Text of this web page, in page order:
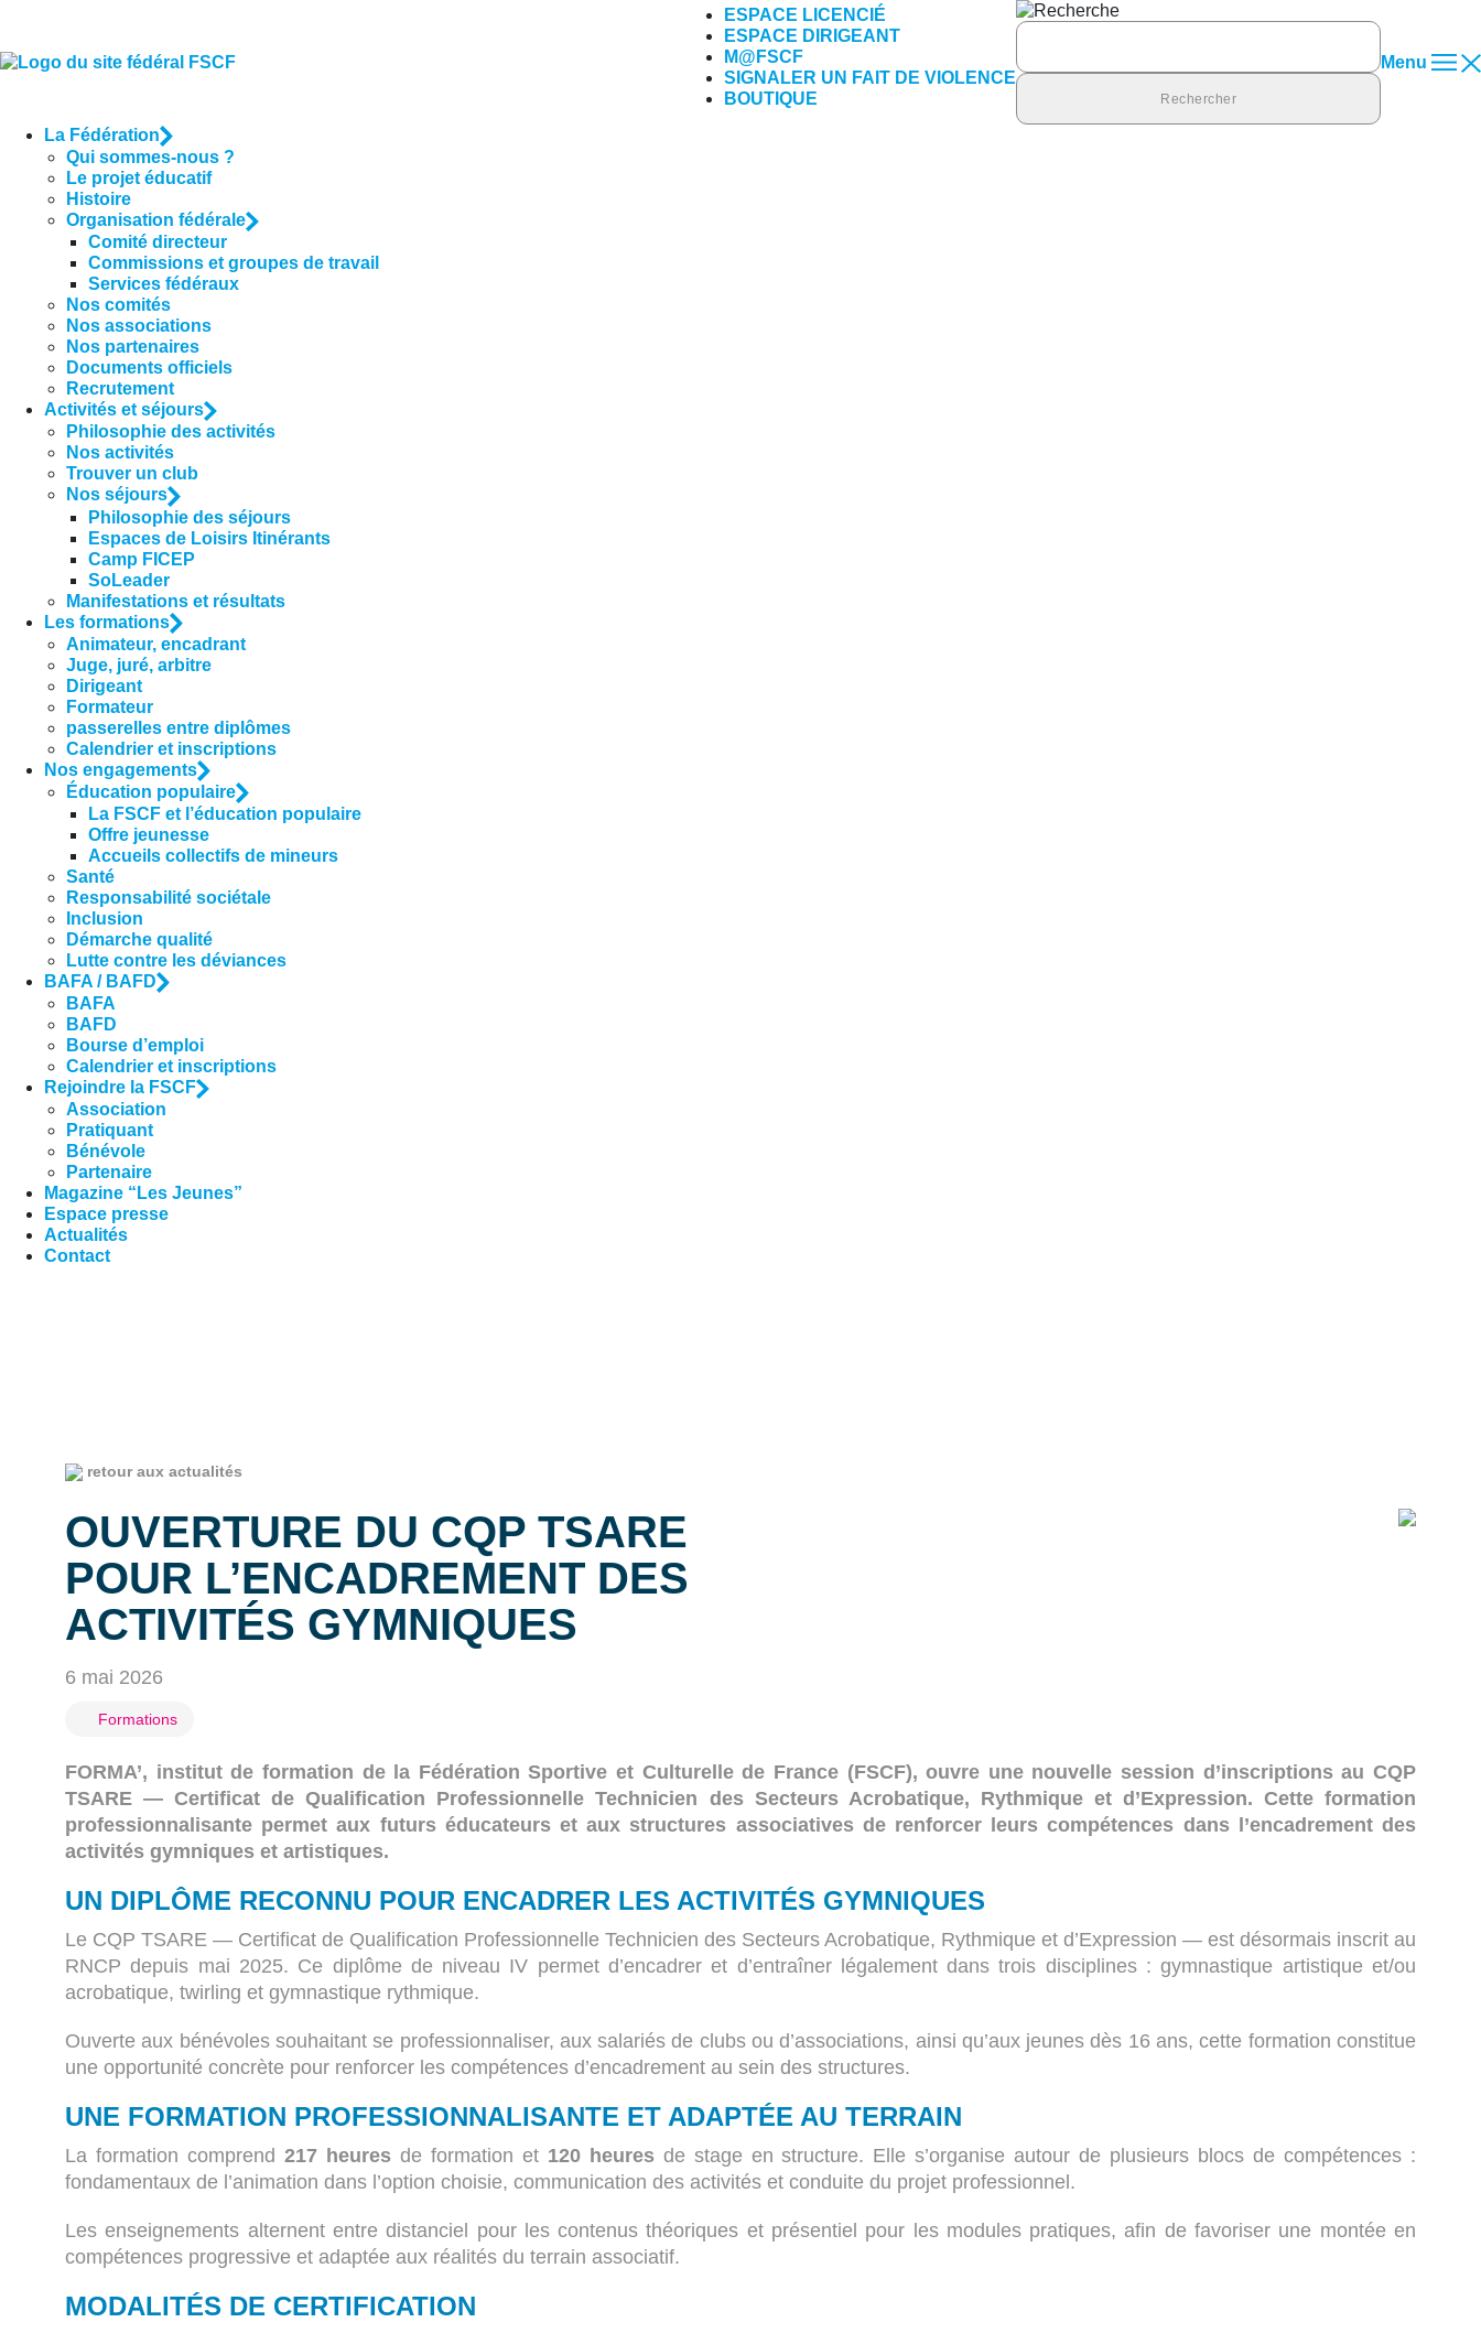
ESPACE LICENCIÉ
ESPACE DIRIGEANT
M@FSCF
SIGNALER UN FAIT DE VIOLENCE
BOUTIQUE
Rechercher :
Menu
La Fédération
Qui sommes-nous ?
Le projet éducatif
Histoire
Organisation fédérale
Comité directeur
Commissions et groupes de travail
Services fédéraux
Nos comités
Nos associations
Nos partenaires
Documents officiels
Recrutement
Activités et séjours
Philosophie des activités
Nos activités
Trouver un club
Nos séjours
Philosophie des séjours
Espaces de Loisirs Itinérants
Camp FICEP
SoLeader
Manifestations et résultats
Les formations
Animateur, encadrant
Juge, juré, arbitre
Dirigeant
Formateur
passerelles entre diplômes
Calendrier et inscriptions
Nos engagements
Éducation populaire
La FSCF et l’éducation populaire
Offre jeunesse
Accueils collectifs de mineurs
Santé
Responsabilité sociétale
Inclusion
Démarche qualité
Lutte contre les déviances
BAFA / BAFD
BAFA
BAFD
Bourse d’emploi
Calendrier et inscriptions
Rejoindre la FSCF
Association
Pratiquant
Bénévole
Partenaire
Magazine “Les Jeunes”
Espace presse
Actualités
Contact
retour aux actualités
OUVERTURE DU CQP TSARE
POUR L’ENCADREMENT DES
ACTIVITÉS GYMNIQUES
6 mai 2026
Formations
FORMA’, institut de formation de la Fédération Sportive et Culturelle de France (FSCF), ouvre une nouvelle session d’inscriptions au CQP
TSARE — Certificat de Qualification Professionnelle Technicien des Secteurs Acrobatique, Rythmique et d’Expression. Cette formation
professionnalisante permet aux futurs éducateurs et aux structures associatives de renforcer leurs compétences dans l’encadrement des
activités gymniques et artistiques.
UN DIPLÔME RECONNU POUR ENCADRER LES ACTIVITÉS GYMNIQUES
Le CQP TSARE — Certificat de Qualification Professionnelle Technicien des Secteurs Acrobatique, Rythmique et d’Expression — est désormais inscrit au
RNCP depuis mai 2025. Ce diplôme de niveau IV permet d’encadrer et d’entraîner légalement dans trois disciplines : gymnastique artistique et/ou
acrobatique, twirling et gymnastique rythmique.
Ouverte aux bénévoles souhaitant se professionnaliser, aux salariés de clubs ou d’associations, ainsi qu’aux jeunes dès 16 ans, cette formation constitue
une opportunité concrète pour renforcer les compétences d’encadrement au sein des structures.
UNE FORMATION PROFESSIONNALISANTE ET ADAPTÉE AU TERRAIN
La formation comprend 217 heures de formation et 120 heures de stage en structure. Elle s’organise autour de plusieurs blocs de compétences :
fondamentaux de l’animation dans l’option choisie, communication des activités et conduite du projet professionnel.
Les enseignements alternent entre distanciel pour les contenus théoriques et présentiel pour les modules pratiques, afin de favoriser une montée en
compétences progressive et adaptée aux réalités du terrain associatif.
MODALITÉS DE CERTIFICATION